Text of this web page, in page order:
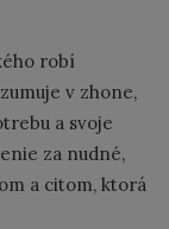
robí
v zhone,
a svoje
za nudné,
a citom, ktorá